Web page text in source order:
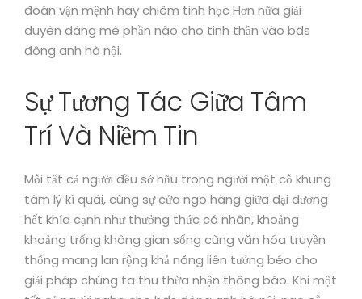
đoán vận mệnh hay chiêm tinh học Hơn nữa giải
duyên dáng mê phần nào cho tinh thần vào bđs
đông anh hà nội.
Sự Tương Tác Giữa Tâm
Trí Và Niềm Tin
Mỗi tất cả người đều sở hữu trong người một cỗ khung
tâm lý kì quái, cùng sự cửa ngõ hàng giữa đại dương
hết khía cạnh như thưởng thức cá nhân, khoảng
khoảng trống không gian sống cùng văn hóa truyền
thống mang lan rộng khả năng liên tưởng béo cho
giải pháp chúng ta thu thừa nhận thông báo. Khi một